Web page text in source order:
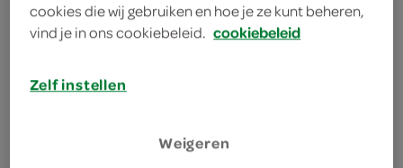
cookies die wij gebruiken en hoe je ze kunt beheren,
vind je in ons cookiebeleid. cookiebeleid
Zelf instellen
Weigeren